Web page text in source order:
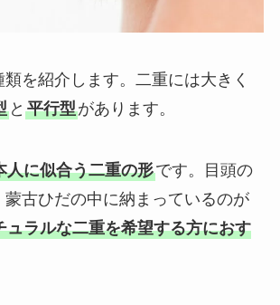
類を紹介します。二重には大きく
と 平行型があります。
人に似合う二重の形です。目頭の
古ひだの中に納まっているのが
ュラルな二重を希望する方におす